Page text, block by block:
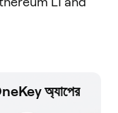
অ্যাপের